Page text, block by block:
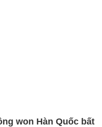
won Hàn Quốc bất